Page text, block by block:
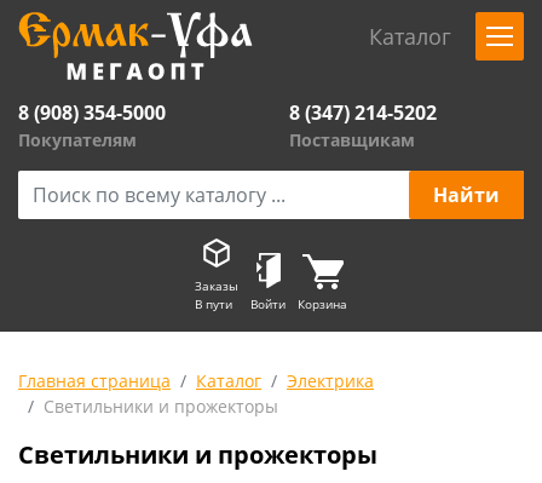
Каталог
8 (908) 354-5000
Покупателям
8 (347) 214-5202
Поставщикам
Заказы
В пути
Войти Корзина
Главная страница Каталог
Электрика
Светильники и прожекторы
Светильники и прожекторы